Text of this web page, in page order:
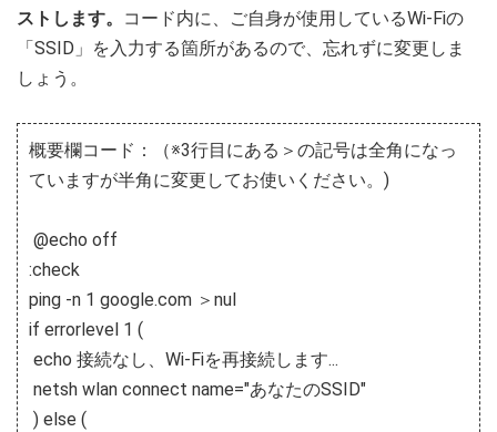
ストします。
コード内に、ご自身が使用しているWi-Fiの
「SSID」を入力する箇所があるので、忘れずに変更しま
しょう。
概要欄コード：（※3行目にある＞の記号は全角になっ
ていますが半角に変更してお使いください。)
@echo off
:check
ping -n 1 google.com ＞nul
if errorlevel 1 (
echo 接続なし、Wi-Fiを再接続します...
netsh wlan connect name="あなたのSSID"
) else (